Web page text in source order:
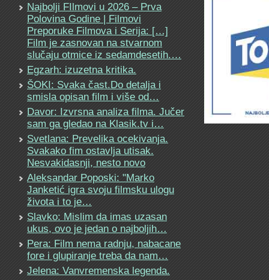
Najbolji FIlmovi u 2026 – Prva
Polovina Godine | Filmovi
Preporuke Filmova i Serija: […]
Film je zasnovan na stvarnom
slučaju otmice iz sedamdesetih.…
Egzarh: izuzetna kritika.
ŠOKI: Svaka čast.Do detalja i
smisla opisan film i više od…
Davor: Izvrsna analiza filma. Jučer
sam ga gledao na Klasik.tv i…
Svetlana: Prevelika ocekivanja.
Svakako fim ostavlja utisak.
Nesvakidasnji, nesto novo
Aleksandar Poposki: "Marko
Janketić igra svoju filmsku ulogu
života i to je…
Slavko: Mislim da imas uzasan
ukus, ovo je jedan o najboljih…
Pera: Film nema radnju, nabacane
fore i glupiranje treba da nam…
Jelena: Vanvremenska legenda.